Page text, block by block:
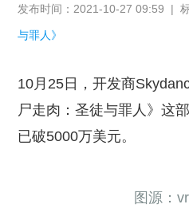
发布时间：2021-10-27 09:59 |
与罪人》
10月25日，开发商
尸走肉：圣徒与罪人》这
已破5000万美元。
图源：